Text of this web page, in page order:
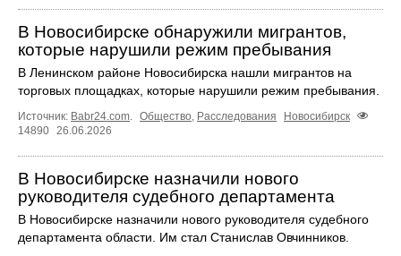
В Новосибирске обнаружили мигрантов,
которые нарушили режим пребывания
В Ленинском районе Новосибирска нашли мигрантов на
торговых площадках, которые нарушили режим пребывания.
Источник: Babr24.com. Общество, Расследования
Новосибирск
14890 26.06.2026
В Новосибирске назначили нового
руководителя судебного департамента
В Новосибирске назначили нового руководителя судебного
департамента области. Им стал Станислав Овчинников.